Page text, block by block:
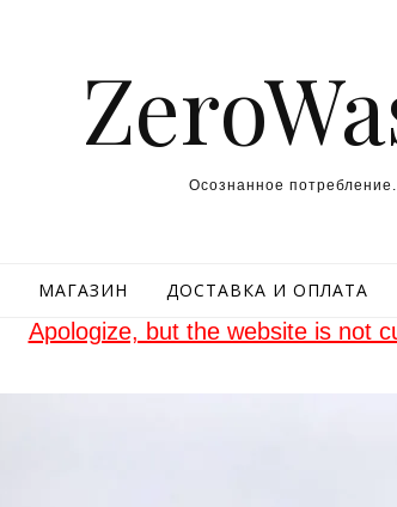
Осознанное потребление.
МАГАЗИН ДОСТАВКА И ОПЛАТА
Apologize, but the website is not